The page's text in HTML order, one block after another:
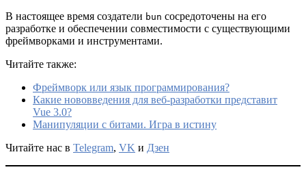
В настоящее время создатели bun сосредоточены на его
разработке и обеспечении совместимости с существующими
фреймворками и инструментами.
Читайте также:
Фреймворк или язык программирования?
Какие нововведения для веб-разработки представит
Vue 3.0?
Манипуляции с битами. Игра в истину
Читайте нас в Telegram, VK и Дзен